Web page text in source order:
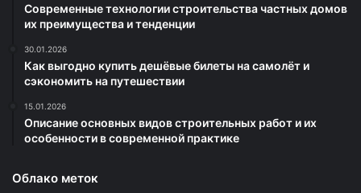
Современные технологии строительства частных домов
их преимущества и тенденции
30.01.2026
Как выгодно купить дешёвые билеты на самолёт и
сэкономить на путешествии
15.01.2026
Описание основных видов строительных работ и их
особенности в современной практике
Облако меток